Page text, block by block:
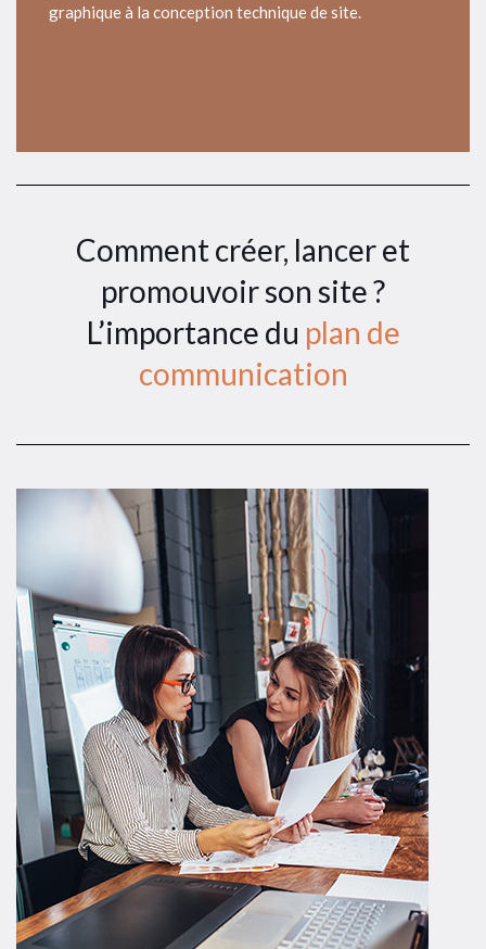
graphique à la conception technique de site.
Comment créer, lancer et
promouvoir son site ?
L’importance du plan de
communication